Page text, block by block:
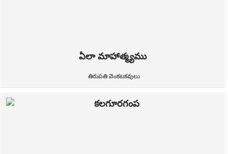
ఏలా మాహాత్మ్యము
తిరుపతి వెంకటకవులు